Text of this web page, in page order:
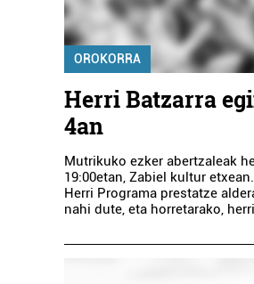
OROKORRA
Herri Batzarra
4an
Mutrikuko ezker abertzaleak
19:00etan, Zabiel kultur
Herri Programa prestatze
nahi dute, eta horretarako,